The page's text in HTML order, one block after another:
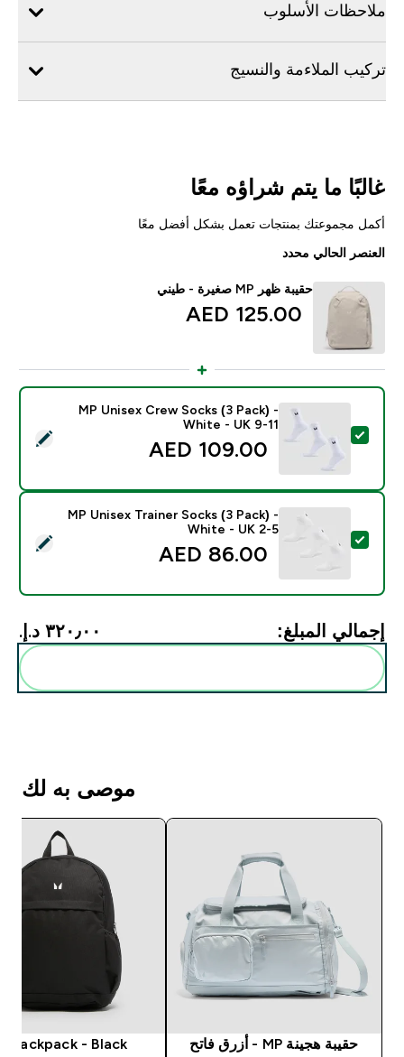
ملاحظات الأسلوب
تركيب الملاءمة والنسيج
غالبًا ما يتم شراؤه معًا
أكمل مجموعتك بمنتجات تعمل بشكل أفضل معًا
العنصر الحالي محدد
حقيبة ظهر MP صغيرة - طيني
125.00 AED‎
تحديد هذا المنتج - MP Unisex Crew Socks (3 Pack) - White - UK 9-11
MP Unisex Crew Socks (3 Pack) -
White - UK 9-11
109.00 AED‎
تحديد هذا المنتج - MP Unisex Trainer Socks (3 Pack) - White - UK 2-5
MP Unisex Trainer Socks (3 Pack) -
White - UK 2-5
86.00 AED‎
إجمالي المبلغ: ٣٢٠٫٠٠ د.إ.‏‎
موصى به لك
حقيبة هجينة MP - أزرق فاتح Backpack - Black